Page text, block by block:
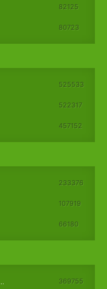
82125
80723
525533
522317
457152
233376
107919
66180
369755